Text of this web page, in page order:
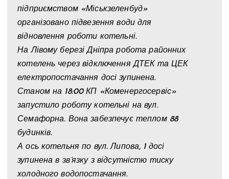
підприємством «Міськзеленбуд»
організовано підвезення води для
відновлення роботи котельні.
На Лівому березі Дніпра робота районних
котелень через відключення ДТЕК та ЦЕК
електропостачання досі зупинена.
Станом на 18:00 КП «Коменергосервіс»
запустило роботу котельні на вул.
Семафорна. Вона забезпечує теплом 88
будинків.
А ось котельня по вул. Липова, 1 досі
зупинена в зв‘язку з відсутністю тиску
холодного водопостачання.